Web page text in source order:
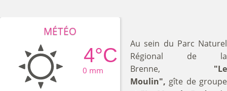
Séjournez
MÉTÉO
4°C
0 mm
Au sein du Parc Naturel
Régional de la
Brenne, "Le
Moulin", gîte de groupe